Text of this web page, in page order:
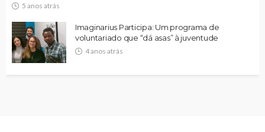
5 anos atrás
Imaginarius Participa: Um programa de
voluntariado que “dá asas” à juventude
4 anos atrás